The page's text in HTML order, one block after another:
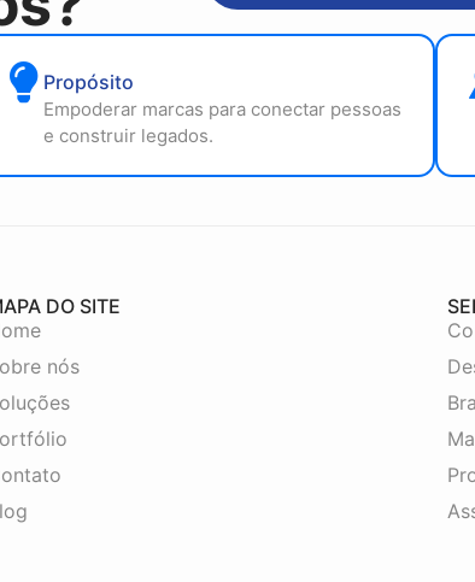
Propósito
Empoderar marcas para conectar pessoas
e construir legados.
DO SITE
nós